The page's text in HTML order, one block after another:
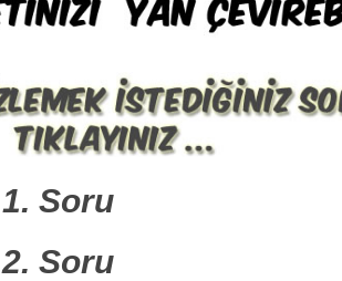
1. Soru
2. Soru